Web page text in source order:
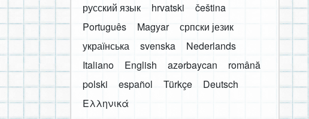
русский язык
hrvatski
čeština
Português
Magyar
српски језик
українська
svenska
Nederlands
Italiano
English azərbaycan
română
polski
español Türkçe
Deutsch
Ελληνικά